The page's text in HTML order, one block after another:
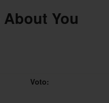
About You
Voto: